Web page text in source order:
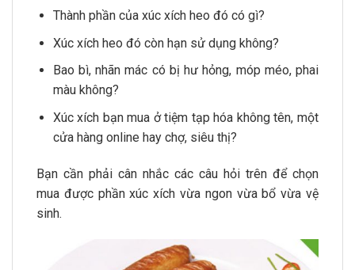
Thành phần của xúc xích heo đó có gì?
Xúc xích heo đó còn hạn sử dụng không?
Bao bì, nhãn mác có bị hư hỏng, móp méo, phai
màu không?
Xúc xích bạn mua ở tiệm tạp hóa không tên, một
cửa hàng online hay chợ, siêu thị?
Bạn cần phải cân nhắc các câu hỏi trên để chọn
mua được phần xúc xích vừa ngon vừa bổ vừa vệ
sinh.